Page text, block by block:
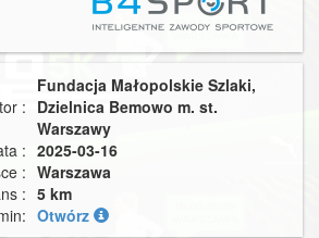
:
Fundacja Małopolskie Szlaki,
Dzielnica Bemowo m. st.
Warszawy
: 2025-03-16
: Warszawa
: 5 km
Otwórz